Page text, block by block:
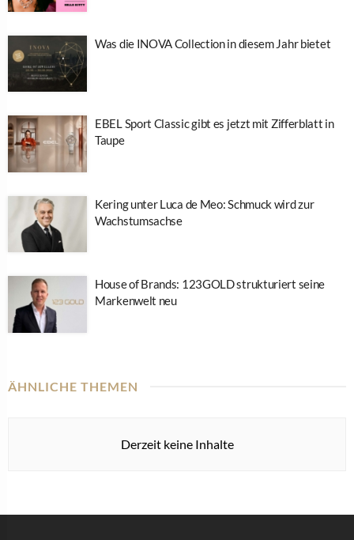
Was die INOVA Collection in diesem Jahr bietet
EBEL Sport Classic gibt es jetzt mit Zifferblatt in
Taupe
Kering unter Luca de Meo: Schmuck wird zur
Wachstumsachse
House of Brands: 123GOLD strukturiert seine
Markenwelt neu
ÄHNLICHE THEMEN
Derzeit keine Inhalte